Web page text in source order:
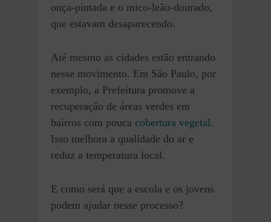
onça-pintada e o mico-leão-dourado,
que estavam desaparecendo.
Até mesmo as cidades estão entrando
nesse movimento. Em São Paulo, por
exemplo, a Prefeitura promove a
recuperação de áreas verdes em
bairros com pouca cobertura vegetal.
Isso melhora a qualidade do ar e
reduz a temperatura local.
E como será que a escola e os jovens
podem ajudar nesse processo?